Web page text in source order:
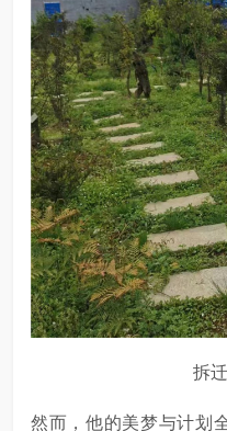
拆
然而，他的美梦与计划